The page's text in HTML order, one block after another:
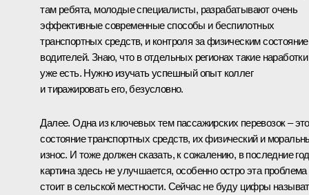
там ребята, молодые специалисты, разрабатывают очень
эффективные современные способы и беспилотных
транспортных средств, и контроля за физическим
водителей. Знаю, что в отдельных регионах такие наработки
уже есть. Нужно изучать успешный опыт коллег
и тиражировать его, безусловно.
Далее. Одна из ключевых тем пассажирских перевозок – это
состояние транспортных средств, их физический и
износ. И тоже должен сказать, к сожалению, в последние
картина здесь не улучшается, особенно остро эта проблема
стоит в сельской местности. Сейчас не буду цифры